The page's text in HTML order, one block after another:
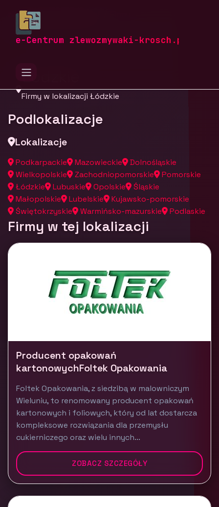
e-Centrum zlewozmywaki-krosch.pl
zlewozmywaki-krosch.pl
Firmy z województwa
Łódzkie
Firmy w lokalizacji Łódzkie
Podlokalizacje
Lokalizacje
Podkarpackie Mazowieckie
Dolnośląskie
Wielkopolskie
Zachodniopomorskie
Pomorskie
Łódzkie
Lubuskie Opolskie
Śląskie
Małopolskie
Lubelskie
Kujawsko-pomorskie
Świętokrzyskie
Warmińsko-mazurskie Podlaskie
Firmy w tej lokalizacji
Producent opakowań
kartonowychFoltek Opakowania
Foltek Opakowania, z siedzibą w malowniczym
Wieluniu, to renomowany producent opakowań
kartonowych i foliowych, który od lat dostarcza
kompleksowe rozwiązania dla przemysłu
cukierniczego oraz wielu innych...
ZOBACZ SZCZEGÓŁY